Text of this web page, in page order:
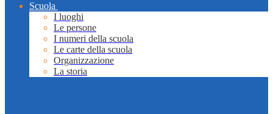
Scuola
I luoghi
Le persone
I numeri della scuola
Le carte della scuola
Organizzazione
La storia